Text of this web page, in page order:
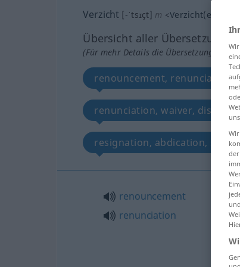
Verzicht [-ˈtsɪçt] m <Verzicht(e)s
Übersicht aller Übersetzungen
(Für mehr Details die Übersetzung
renouncement, renunciation
renunciation, waiver,
resignation, abdication,
renouncement
renunciation